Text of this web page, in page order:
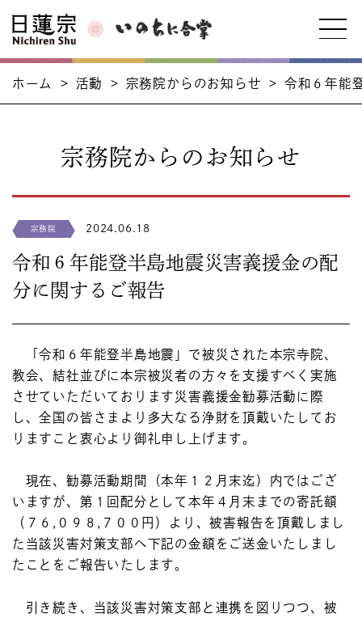
ホーム > 活動 > 宗務院からのお知らせ > 令和６年能
宗務院からのお知らせ
宗務院 2024.06.18
令和６年能登半島地震災害義援金の配
分に関するご報告
「令和６年能登半島地震」で被災された本宗寺院、
教会、結社並びに本宗被災者の方々を支援すべく実施
させていただいております災害義援金勧募活動に際
し、全国の皆さまより多大なる浄財を頂戴いたしてお
りますこと衷心より御礼申し上げます。
現在、勧募活動期間（本年１２月末迄）内ではござ
いますが、第１回配分として本年４月末までの寄託額
（７６,０９８,７００円）より、被害報告を頂戴しまし
た当該災害対策支部へ下記の金額をご送金いたしまし
たことをご報告いたします。
引き続き、当該災害対策支部と連携を図りつつ、被